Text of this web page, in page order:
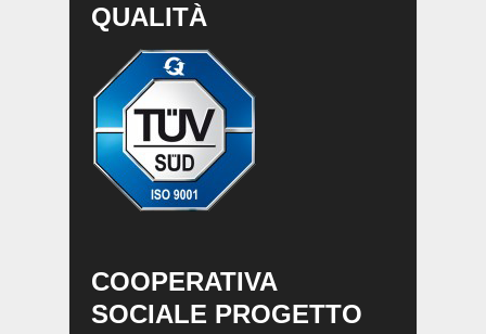
QUALITÀ
COOPERATIVA
SOCIALE PROGETTO